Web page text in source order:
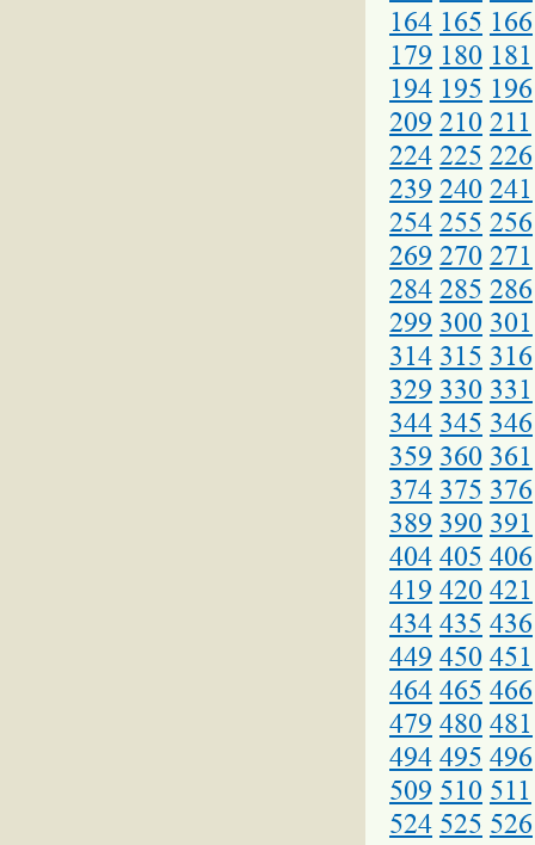
164 165 166
179 180 181
194 195 196
209 210 211
224 225 226
239 240 241
254 255 256
269 270 271
284 285 286
299 300 301
314 315 316
329 330 331
344 345 346
359 360 361
374 375 376
389 390 391
404 405 406
419 420 421
434 435 436
449 450 451
464 465 466
479 480 481
494 495 496
509 510 511
524 525 526